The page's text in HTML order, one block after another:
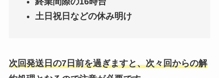
土日祝日などの休み明け
次回発送日の7日前を過ぎますと、次々回からの解